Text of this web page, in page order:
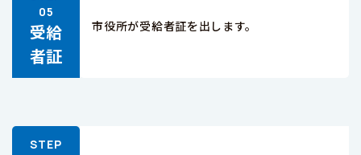
受給
者証
市役所が受給者証を出します。